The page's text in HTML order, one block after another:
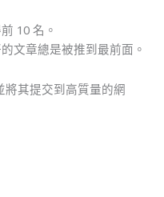
10 名。
文章總是被推到最前面。
將其提交到高質量的網